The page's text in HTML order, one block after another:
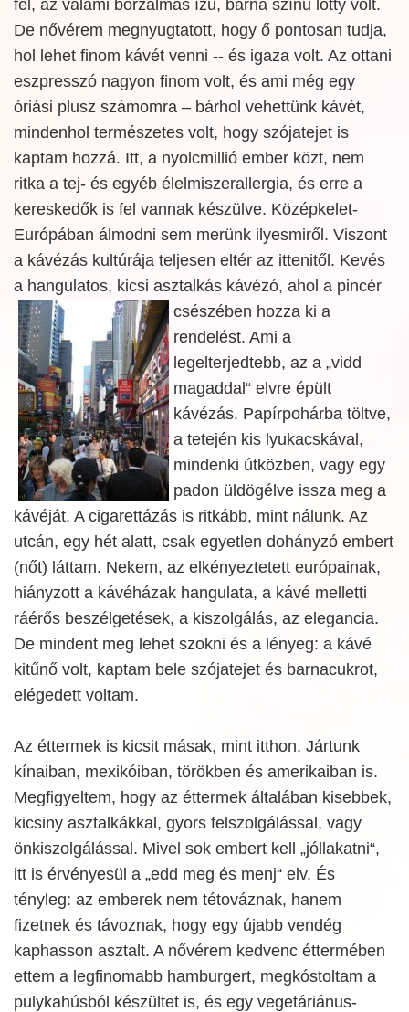
fel, az valami borzalmas ízű, barna színű lötty volt.
De nővérem megnyugtatott, hogy ő pontosan tudja,
hol lehet finom kávét venni -- és igaza volt. Az ottani
eszpresszó nagyon finom volt, és ami még egy
óriási plusz számomra – bárhol vehettünk kávét,
mindenhol természetes volt, hogy szójatejet is
kaptam hozzá. Itt, a nyolcmillió ember közt, nem
ritka a tej- és egyéb élelmiszerallergia, és erre a
kereskedők is fel vannak készülve. Középkelet-
Európában álmodni sem merünk ilyesmiről. Viszont
a kávézás kultúrája teljesen eltér az ittenitől. Kevés
a hangulatos, kicsi asztalkás kávézó, ahol a pincér
csészében hozza ki a
rendelést. Ami a
legelterjedtebb, az a „vidd
magaddal“ elvre épült
kávézás. Papírpohárba töltve,
a tetején kis lyukacskával,
mindenki útközben, vagy egy
padon üldögélve issza meg a
kávéját. A cigarettázás is ritkább, mint nálunk. Az
utcán, egy hét alatt, csak egyetlen dohányzó embert
(nőt) láttam. Nekem, az elkényeztetett európainak,
hiányzott a kávéházak hangulata, a kávé melletti
ráérős beszélgetések, a kiszolgálás, az elegancia.
De mindent meg lehet szokni és a lényeg: a kávé
kitűnő volt, kaptam bele szójatejet és barnacukrot,
elégedett voltam.
Az éttermek is kicsit másak, mint itthon. Jártunk
kínaiban, mexikóiban, törökben és amerikaiban is.
Megfigyeltem, hogy az éttermek általában kisebbek,
kicsiny asztalkákkal, gyors felszolgálással, vagy
önkiszolgálással. Mivel sok embert kell „jóllakatni“,
itt is érvényesül a „edd meg és menj“ elv. És
tényleg: az emberek nem tétováznak, hanem
fizetnek és távoznak, hogy egy újabb vendég
kaphasson asztalt. A nővérem kedvenc éttermében
ettem a legfinomabb hamburgert, megkóstoltam a
pulykahúsból készültet is, és egy vegetáriánus-